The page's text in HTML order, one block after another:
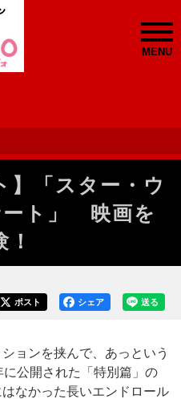
MENU
】「スター・ウ
ト」 映画を
送る
シェア
ポスト
ョンを挟んで、あっという
公開された「特別篇」の
なかった長いエンドロール